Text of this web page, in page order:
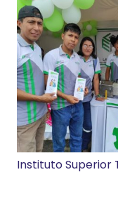
Instituto Superior